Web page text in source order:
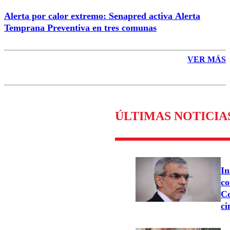
Alerta por calor extremo: Senapred activa Alerta
Temprana Preventiva en tres comunas
VER MÁS
ÚLTIMAS